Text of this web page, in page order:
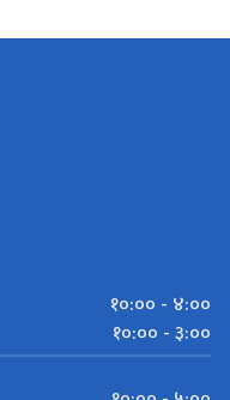
१०:०० - ४:००
१०:०० - ३:००